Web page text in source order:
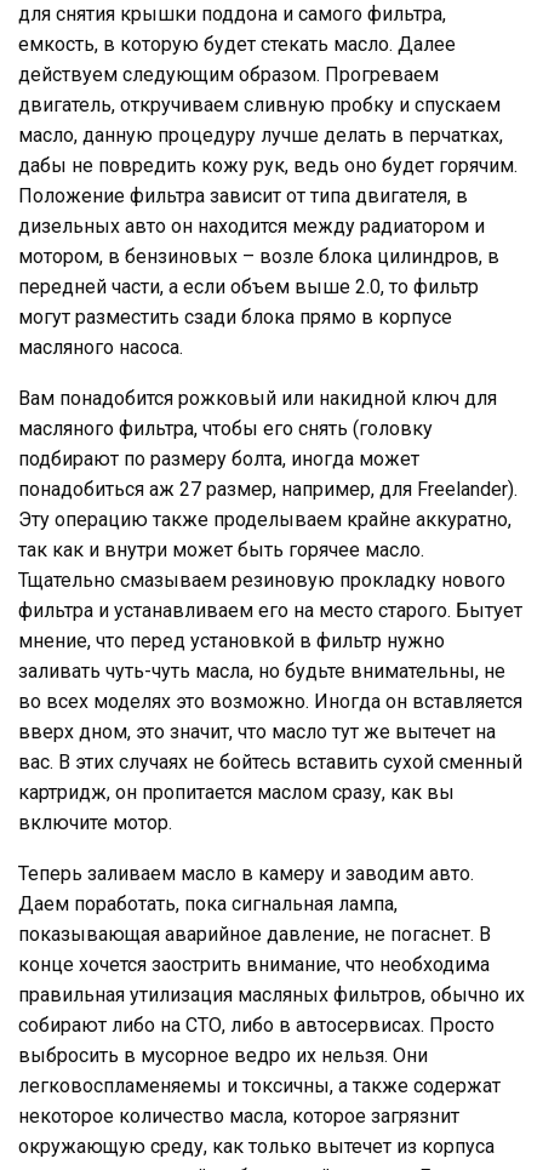
для снятия крышки поддона и самого фильтра,
емкость, в которую будет стекать масло. Далее
действуем следующим образом. Прогреваем
двигатель, откручиваем сливную пробку и спускаем
масло, данную процедуру лучше делать в перчатках,
дабы не повредить кожу рук, ведь оно будет горячим.
Положение фильтра зависит от типа двигателя, в
дизельных авто он находится между радиатором и
мотором, в бензиновых – возле блока цилиндров, в
передней части, а если объем выше 2.0, то фильтр
могут разместить сзади блока прямо в корпусе
масляного насоса.
Вам понадобится рожковый или накидной ключ для
масляного фильтра, чтобы его снять (головку
подбирают по размеру болта, иногда может
понадобиться аж 27 размер, например, для Freelander).
Эту операцию также проделываем крайне аккуратно,
так как и внутри может быть горячее масло.
Тщательно смазываем резиновую прокладку нового
фильтра и устанавливаем его на место старого. Бытует
мнение, что перед установкой в фильтр нужно
заливать чуть-чуть масла, но будьте внимательны, не
во всех моделях это возможно. Иногда он вставляется
вверх дном, это значит, что масло тут же вытечет на
вас. В этих случаях не бойтесь вставить сухой сменный
картридж, он пропитается маслом сразу, как вы
включите мотор.
Теперь заливаем масло в камеру и заводим авто.
Даем поработать, пока сигнальная лампа,
показывающая аварийное давление, не погаснет. В
конце хочется заострить внимание, что необходима
правильная утилизация масляных фильтров, обычно их
собирают либо на СТО, либо в автосервисах. Просто
выбросить в мусорное ведро их нельзя. Они
легковоспламеняемы и токсичны, а также содержат
некоторое количество масла, которое загрязнит
окружающую среду, как только вытечет из корпуса